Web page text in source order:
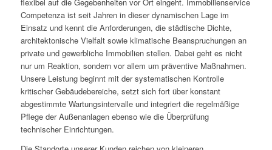
Competenza ist seit Jahren in dieser dynamischen Lage im
Einsatz und kennt die Anforderungen, die städtische Dichte,
architektonische Vielfalt sowie klimatische Beanspruchungen an
private und gewerbliche Immobilien stellen. Dabei geht es nicht
nur um Reaktion, sondern vor allem um präventive Maßnahmen.
Unsere Leistung beginnt mit der systematischen Kontrolle
kritischer Gebäudebereiche, setzt sich fort über konstant
abgestimmte Wartungsintervalle und integriert die regelmäßige
Pflege der Außenanlagen ebenso wie die Überprüfung
technischer Einrichtungen.